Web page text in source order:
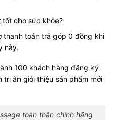
cho sức khỏe?
toán trả góp 0 đồng khi
này.
100 khách hàng đăng ký
ân giới thiệu sản phẩm mới
toàn thân chính hãng